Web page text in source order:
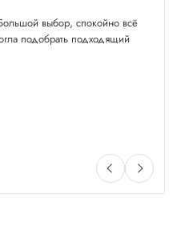
выбор, спокойно всё
подобрать подходящий